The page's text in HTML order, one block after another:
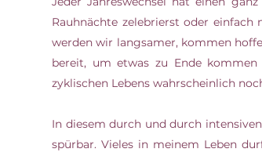
Rauhnächte zelebrierst oder
werden wir langsamer, kommen
bereit, um etwas zu Ende
zyklischen Lebens wahrscheinlich
In diesem durch und durch
spürbar. Vieles in meinem Leben